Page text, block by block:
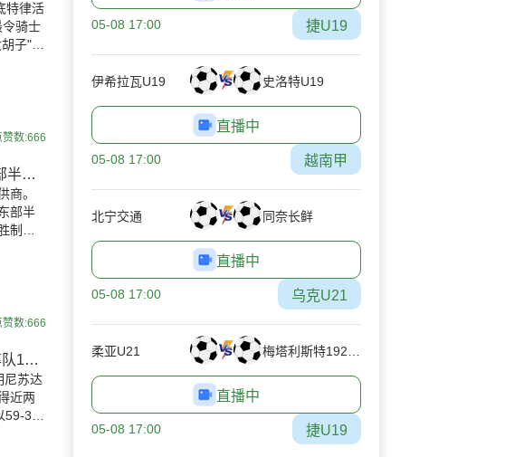
特律活
骑士
子"詹
赞数:666
骑士vs活塞G2前瞻：权威模型预测东部半决赛次战 活塞主场让3.5分
商。
部半
制系
赞数:666
马刺主场狂胜38分！文班亚马19+15率队133-95屠狼 系列赛扳平1-1
尼苏达
近两
35
05-08 17:00 捷U19
伊希拉瓦U19 史洛特U19
直播中
05-08 17:00 越南甲
北宁交通 同奈长鲜
直播中
05-08 17:00 乌克U21
柔亚U21
直播中
05-08 17:00 捷U19